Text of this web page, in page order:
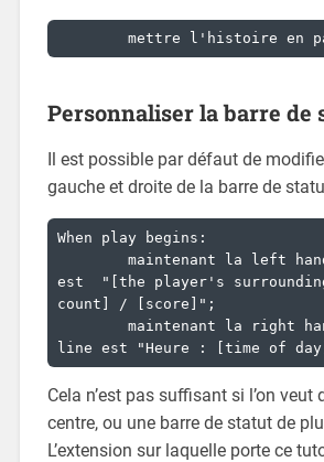
mettre l'histoire en
Personnaliser la barre de
Il est possible par défaut de
gauche et droite de la barre de
When play begins:
est  "[the player's
count] / [score]";
line est "Heure : [time of
Cela n’est pas suffisant si l’on veut
centre, ou une barre de statut de
L’extension sur laquelle porte ce